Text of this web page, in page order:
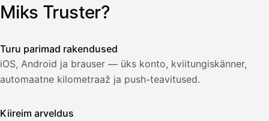
Illustratsioon: kasutaja koostab Truster-rakenduses arve
Miks Truster?
Turu parimad rakendused
iOS, Android ja brauser — üks konto, kviitungiskänner,
automaatne kilometraaž ja push-teavitused.
Kiireim arveldus